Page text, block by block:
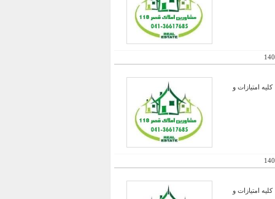
امتیازات و
امتیازات و